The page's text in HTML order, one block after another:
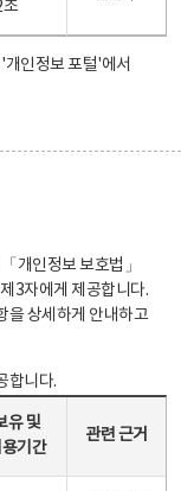
'개인정보 포털'에서
개인정보 보호법」
3자에게 제공합니다.
을 상세하게 안내하고
합니다.
유 및
기간
관련 근거